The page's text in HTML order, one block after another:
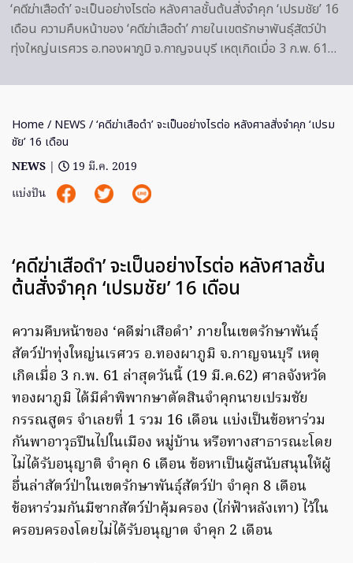
‘คดีฆ่าเสือดำ’ จะเป็นอย่างไรต่อ หลังศาลชั้นต้นสั่งจำคุก ‘เปรมชัย’ 16
เดือน ความคืบหน้าของ ‘คดีฆ่าเสือดำ’ ภายในเขตรักษาพันธุ์สัตว์ป่า
ทุ่งใหญ่นเรศวร อ.ทองผาภูมิ จ.กาญจนบุรี เหตุเกิดเมื่อ 3 ก.พ. 61…
Home / NEWS / ‘คดีฆ่าเสือดำ’ จะเป็นอย่างไรต่อ หลังศาลสั่งจำคุก ‘เปรม
ชัย’ 16 เดือน
NEWS |
19 มี.ค. 2019
แบ่งปัน
‘คดีฆ่าเสือดำ’ จะเป็นอย่างไรต่อ หลังศาลชั้น
ต้นสั่งจำคุก ‘เปรมชัย’ 16 เดือน
ความคืบหน้าของ ‘คดีฆ่าเสือดำ’ ภายในเขตรักษาพันธุ์
สัตว์ป่าทุ่งใหญ่นเรศวร อ.ทองผาภูมิ จ.กาญจนบุรี เหตุ
เกิดเมื่อ 3 ก.พ. 61 ล่าสุดวันนี้ (19 มี.ค.62) ศาลจังหวัด
ทองผาภูมิ ได้มีคำพิพากษาตัดสินจำคุกนายเปรมชัย
กรรณสูตร จำเลยที่ 1 รวม 16 เดือน แบ่งเป็นข้อหาร่วม
กันพาอาวุธปืนไปในเมือง หมู่บ้าน หรือทางสาธารณะโดย
ไม่ได้รับอนุญาติ จำคุก 6 เดือน ข้อหาเป็นผู้สนับสนุนให้ผู้
อื่นล่าสัตว์ป่าในเขตรักษาพันธุ์สัตว์ป่า จำคุก 8 เดือน
ข้อหาร่วมกันมีซากสัตว์ป่าคุ้มครอง (ไก่ฟ้าหลังเทา) ไว้ใน
ครอบครองโดยไม่ได้รับอนุญาต จำคุก 2 เดือน